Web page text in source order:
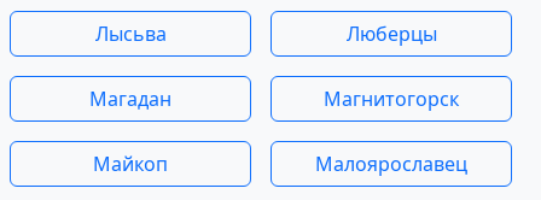
Лысьва Люберцы
Магадан Магнитогорск
Майкоп Малоярославец